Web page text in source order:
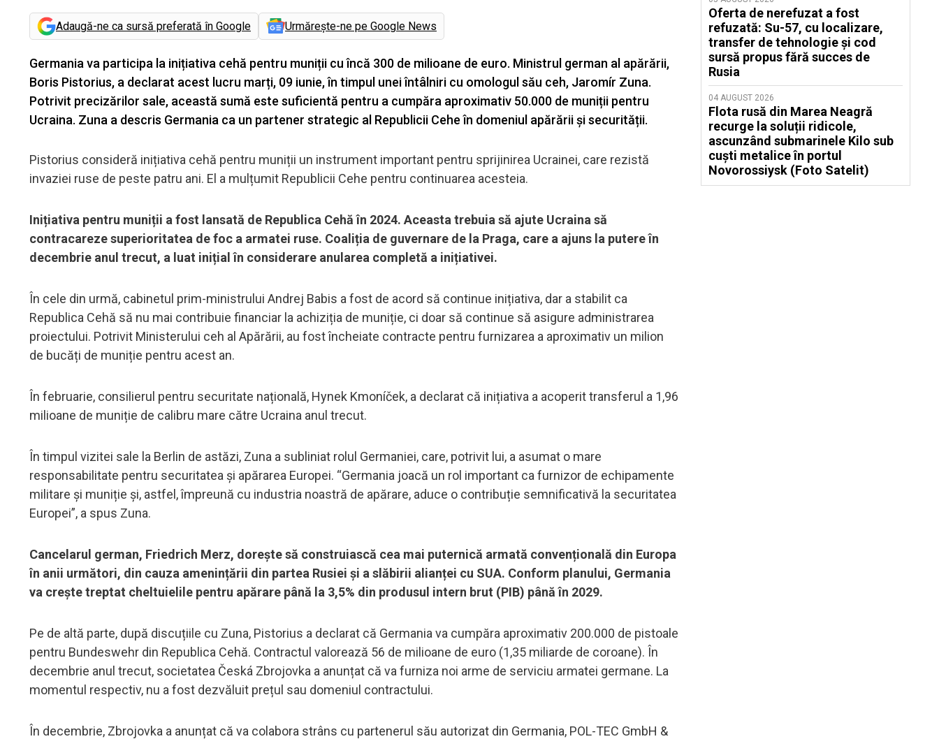
Adaugă-ne ca sursă preferată în Google Urmărește-ne pe Google News
Germania va participa la inițiativa cehă pentru muniții cu încă 300 de milioane de euro. Ministrul german al apărării,
Boris Pistorius, a declarat acest lucru marți, 09 iunie, în timpul unei întâlniri cu omologul său ceh, Jaromír Zuna.
Potrivit precizărilor sale, această sumă este suficientă pentru a cumpăra aproximativ 50.000 de muniții pentru
Ucraina. Zuna a descris Germania ca un partener strategic al Republicii Cehe în domeniul apărării și securității.
Pistorius consideră inițiativa cehă pentru muniții un instrument important pentru sprijinirea Ucrainei, care rezistă
invaziei ruse de peste patru ani. El a mulțumit Republicii Cehe pentru continuarea acesteia.
Inițiativa pentru muniții a fost lansată de Republica Cehă în 2024. Aceasta trebuia să ajute Ucraina să
contracareze superioritatea de foc a armatei ruse. Coaliția de guvernare de la Praga, care a ajuns la putere în
decembrie anul trecut, a luat inițial în considerare anularea completă a inițiativei.
În cele din urmă, cabinetul prim-ministrului Andrej Babis a fost de acord să continue inițiativa, dar a stabilit ca
Republica Cehă să nu mai contribuie financiar la achiziția de muniție, ci doar să continue să asigure administrarea
proiectului. Potrivit Ministerului ceh al Apărării, au fost încheiate contracte pentru furnizarea a aproximativ un milion
de bucăți de muniție pentru acest an.
În februarie, consilierul pentru securitate națională, Hynek Kmoníček, a declarat că inițiativa a acoperit transferul a 1,96
milioane de muniție de calibru mare către Ucraina anul trecut.
În timpul vizitei sale la Berlin de astăzi, Zuna a subliniat rolul Germaniei, care, potrivit lui, a asumat o mare
responsabilitate pentru securitatea și apărarea Europei. “Germania joacă un rol important ca furnizor de echipamente
militare și muniție și, astfel, împreună cu industria noastră de apărare, aduce o contribuție semnificativă la securitatea
Europei”, a spus Zuna.
Cancelarul german, Friedrich Merz, dorește să construiască cea mai puternică armată convențională din Europa
în anii următori, din cauza amenințării din partea Rusiei și a slăbirii alianței cu SUA. Conform planului, Germania
va crește treptat cheltuielile pentru apărare până la 3,5% din produsul intern brut (PIB) până în 2029.
Pe de altă parte, după discuțiile cu Zuna, Pistorius a declarat că Germania va cumpăra aproximativ 200.000 de pistoale
pentru Bundeswehr din Republica Cehă. Contractul valorează 56 de milioane de euro (1,35 miliarde de coroane). În
decembrie anul trecut, societatea Česká Zbrojovka a anunțat că va furniza noi arme de serviciu armatei germane. La
momentul respectiv, nu a fost dezvăluit prețul sau domeniul contractului.
În decembrie, Zbrojovka a anunțat că va colabora strâns cu partenerul său autorizat din Germania, POL-TEC GmbH &
Oferta de nerefuzat a fost
refuzată: Su-57, cu localizare,
transfer de tehnologie și cod
sursă propus fără succes de
Rusia
04 AUGUST 2026
Flota rusă din Marea Neagră
recurge la soluții ridicole,
ascunzând submarinele Kilo sub
cuști metalice în portul
Novorossiysk (Foto Satelit)